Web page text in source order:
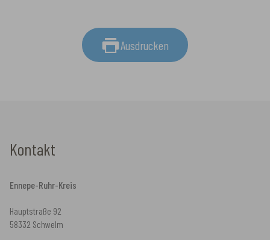
Ausdrucken
Kontakt
Ennepe-Ruhr-Kreis
Hauptstraße 92
58332 Schwelm